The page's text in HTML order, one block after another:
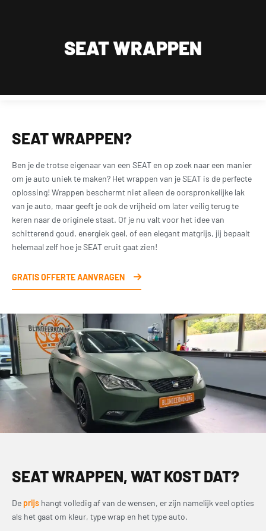
SEAT WRAPPEN
SEAT WRAPPEN?
Ben je de trotse eigenaar van een SEAT en op zoek naar een manier
om je auto uniek te maken? Het wrappen van je SEAT is de perfecte
oplossing! Wrappen beschermt niet alleen de oorspronkelijke lak
van je auto, maar geeft je ook de vrijheid om later veilig terug te
keren naar de originele staat. Of je nu valt voor het idee van
schitterend goud, energiek geel, of een elegant matgrijs, jij bepaalt
helemaal zelf hoe je SEAT eruit gaat zien!
GRATIS OFFERTE AANVRAGEN
SEAT WRAPPEN, WAT KOST DAT?
De prijs hangt volledig af van de wensen, er zijn namelijk veel opties
als het gaat om kleur, type wrap en het type auto.